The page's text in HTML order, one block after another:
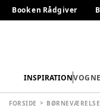
Book en Rådgiver
INSPIRATION
FORSIDE